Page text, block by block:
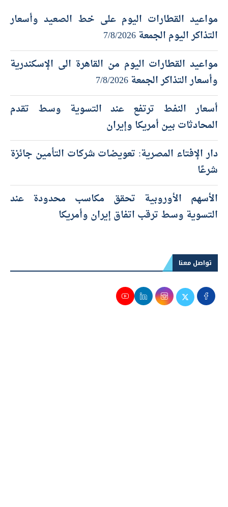
أحدث المقالات
مواعيد القطارات اليوم على خط الصعيد وأسعار
التذاكر اليوم الجمعة 7/8/2026
مواعيد القطارات اليوم من القاهرة الى الإسكندرية
وأسعار التذاكر الجمعة 7/8/2026
أسعار النفط ترتفع عند التسوية وسط تقدم
المحادثات بين أمريكا وإيران
دار الإفتاء المصرية: تعويضات شركات التأمين جائزة
شرعًا
الأسهم الأوروبية تحقق مكاسب محدودة عند
تواصل معنا